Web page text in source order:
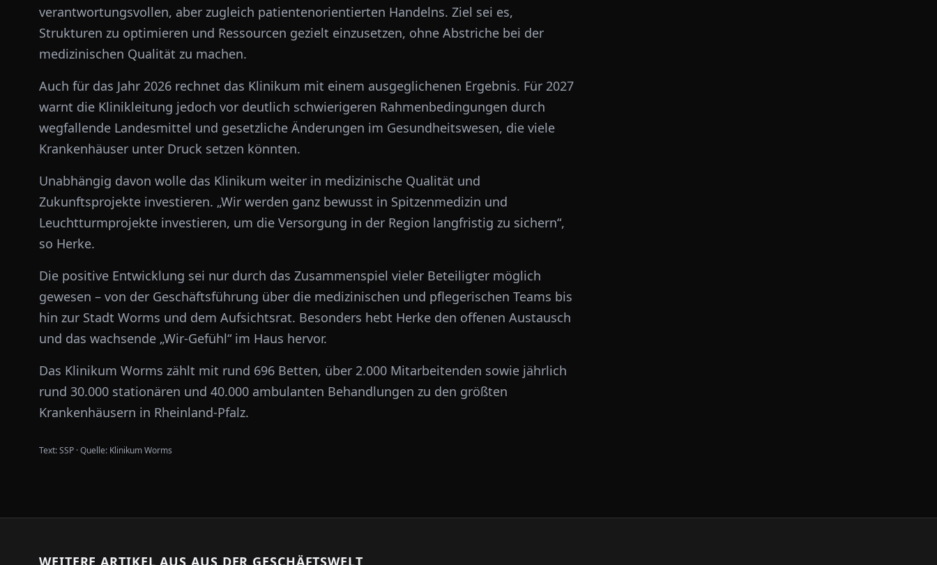
verantwortungsvollen, aber zugleich patientenorientierten Handelns. Ziel sei es,
Strukturen zu optimieren und Ressourcen gezielt einzusetzen, ohne Abstriche bei der
medizinischen Qualität zu machen.
Auch für das Jahr 2026 rechnet das Klinikum mit einem ausgeglichenen Ergebnis. Für 2027
warnt die Klinikleitung jedoch vor deutlich schwierigeren Rahmenbedingungen durch
wegfallende Landesmittel und gesetzliche Änderungen im Gesundheitswesen, die viele
Krankenhäuser unter Druck setzen könnten.
Unabhängig davon wolle das Klinikum weiter in medizinische Qualität und
Zukunftsprojekte investieren. „Wir werden ganz bewusst in Spitzenmedizin und
Leuchtturmprojekte investieren, um die Versorgung in der Region langfristig zu sichern“,
so Herke.
Die positive Entwicklung sei nur durch das Zusammenspiel vieler Beteiligter möglich
gewesen – von der Geschäftsführung über die medizinischen und pflegerischen Teams bis
hin zur Stadt Worms und dem Aufsichtsrat. Besonders hebt Herke den offenen Austausch
und das wachsende „Wir-Gefühl“ im Haus hervor.
Das Klinikum Worms zählt mit rund 696 Betten, über 2.000 Mitarbeitenden sowie jährlich
rund 30.000 stationären und 40.000 ambulanten Behandlungen zu den größten
Krankenhäusern in Rheinland-Pfalz.
Text:SSP ·Quelle: Klinikum Worms
WEITERE ARTIKEL AUS AUS DER GESCHÄFTSWELT